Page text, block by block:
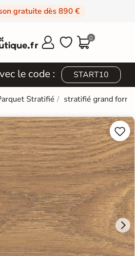
gratuite dès 890 €
  0
le code : START10
Stratifié stratifié grand

